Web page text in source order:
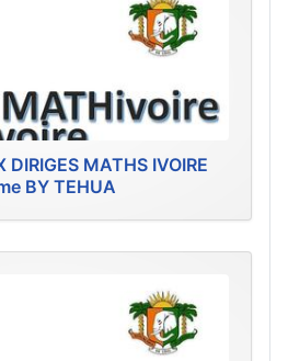
DIRIGES MATHS IVOIRE
BY TEHUA